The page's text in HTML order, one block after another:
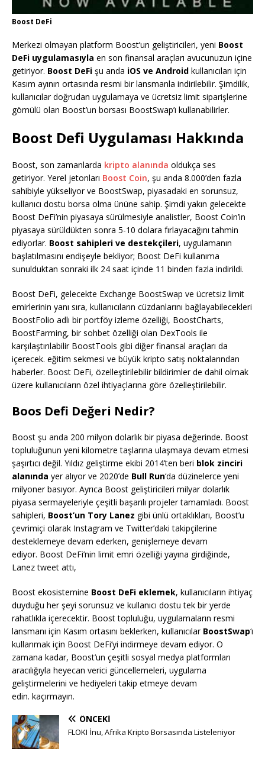
Boost DeFi
Merkezi olmayan platform Boost’un geliştiricileri, yeni Boost
DeFi uygulamasıyla en son finansal araçları avucunuzun içine
getiriyor. Boost DeFi şu anda iOS ve Android kullanıcıları için
Kasım ayının ortasında resmi bir lansmanla indirilebilir. Şimdilik,
kullanıcılar doğrudan uygulamaya ve ücretsiz limit siparişlerine
gömülü olan Boost’un borsası BoostSwap’ı kullanabilirler.
Boost Defi Uygulaması Hakkında
Boost, son zamanlarda kripto alanında oldukça ses
getiriyor. Yerel jetonları Boost Coin, şu anda 8.000’den fazla
sahibiyle yükseliyor ve BoostSwap, piyasadaki en sorunsuz,
kullanıcı dostu borsa olma ününe sahip. Şimdi yakın gelecekte
Boost DeFi’nin piyasaya sürülmesiyle analistler, Boost Coin’in
piyasaya sürüldükten sonra 5-10 dolara fırlayacağını tahmin
ediyorlar. Boost sahipleri ve destekçileri, uygulamanın
başlatılmasını endişeyle bekliyor; Boost DeFi kullanıma
sunulduktan sonraki ilk 24 saat içinde 11 binden fazla indirildi.
Boost DeFi, gelecekte Exchange BoostSwap ve ücretsiz limit
emirlerinin yanı sıra, kullanıcıların cüzdanlarını bağlayabilecekleri
BoostFolio adlı bir portföy izleme özelliği, BoostCharts,
BoostFarming, bir sohbet özelliği olan DexTools ile
karşılaştırılabilir BoostTools gibi diğer finansal araçları da
içerecek. eğitim sekmesi ve büyük kripto satış noktalarından
haberler. Boost DeFi, özelleştirilebilir bildirimler de dahil olmak
üzere kullanıcıların özel ihtiyaçlarına göre özelleştirilebilir.
Boos Defi Değeri Nedir?
Boost şu anda 200 milyon dolarlık bir piyasa değerinde. Boost
topluluğunun yeni kilometre taşlarına ulaşmaya devam etmesi
şaşırtıcı değil. Yıldız geliştirme ekibi 2014’ten beri blok zinciri
alanında yer alıyor ve 2020’de Bull Run‘da düzinelerce yeni
milyoner basıyor. Ayrıca Boost geliştiricileri milyar dolarlık
piyasa sermayeleriyle çeşitli başarılı projeler tamamladı. Boost
sahipleri, Boost’un Tory Lanez gibi ünlü ortaklıkları, Boost’u
çevrimiçi olarak Instagram ve Twitter’daki takipçilerine
desteklemeye devam ederken, genişlemeye devam
ediyor. Boost DeFi’nin limit emri özelliği yayına girdiğinde,
Lanez tweet attı,
Boost ekosistemine Boost DeFi eklemek, kullanıcıların ihtiyaç
duyduğu her şeyi sorunsuz ve kullanıcı dostu tek bir yerde
rahatlıkla içerecektir. Boost topluluğu, uygulamaların resmi
lansmanı için Kasım ortasını beklerken, kullanıcılar BoostSwap‘ı
kullanmak için Boost DeFi’yi indirmeye devam ediyor. O
zamana kadar, Boost’un çeşitli sosyal medya platformları
aracılığıyla heyecan verici güncellemeleri, uygulama
geliştirmelerini ve hediyeleri takip etmeye devam
edin. kaçırmayın.
ÖNCEKI
FLOKI İnu, Afrika Kripto Borsasında Listeleniyor